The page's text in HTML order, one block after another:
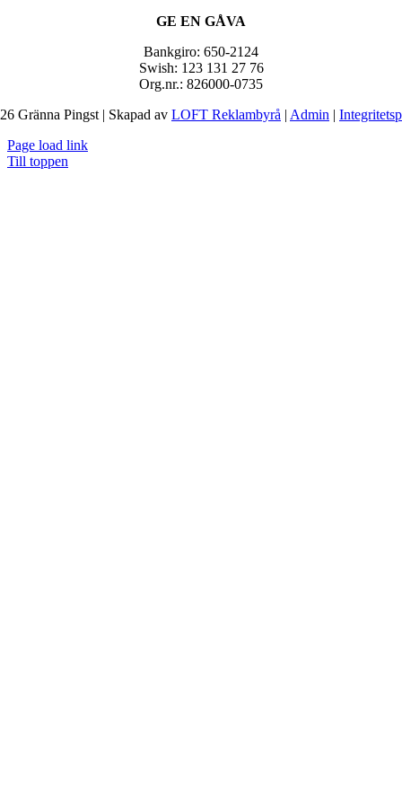
GE EN GÅVA
Bankgiro: 650-2124
Swish: 123 131 27 76
Org.nr.: 826000-0735
Gränna Pingst | Skapad av LOFT Reklambyrå | Admin |
Page load link
Till toppen